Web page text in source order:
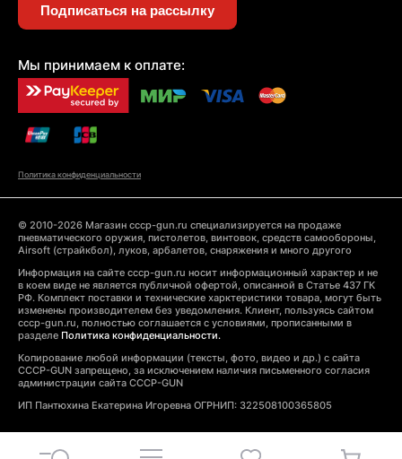
Подписаться на рассылку
Мы принимаем к оплате:
Политика конфиденциальности
© 2010-2026 Магазин cccp-gun.ru специализируется на продаже
пневматического оружия, пистолетов, винтовок, средств самообороны,
Airsoft (страйкбол), луков, арбалетов, снаряжения и много другого
Информация на сайте cccp-gun.ru носит информационный характер и не
в коем виде не является публичной офертой, описанной в Статье 437 ГК
РФ. Комплект поставки и технические харктеристики товара, могут быть
изменены производителем без уведомления. Клиент, пользуясь сайтом
cccp-gun.ru, полностью соглашается с условиями, прописанными в
разделе Политика конфиденциальности.
Копирование любой информации (тексты, фото, видео и др.) с сайта
CCCP-GUN запрещено, за исключением наличия письменного согласия
администрации сайта CCCP-GUN
ИП Пантюхина Екатерина Игоревна ОГРНИП: 322508100365805